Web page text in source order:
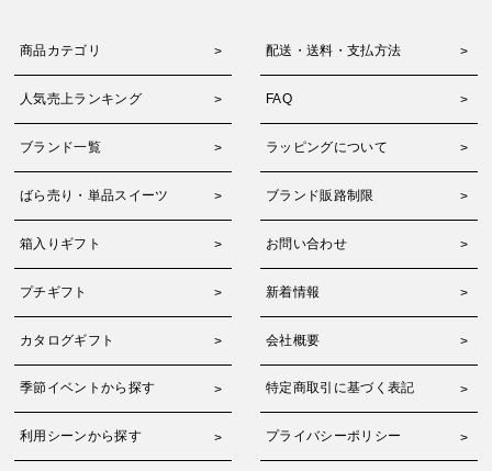
商品カテゴリ 配送・送料・支払方法
人気売上ランキング FAQ
ブランド一覧 ラッピングについて
ばら売り・単品スイーツ ブランド販路制限
箱入りギフト お問い合わせ
プチギフト 新着情報
カタログギフト 会社概要
季節イベントから探す 特定商取引に基づく表記
利用シーンから探す プライバシーポリシー